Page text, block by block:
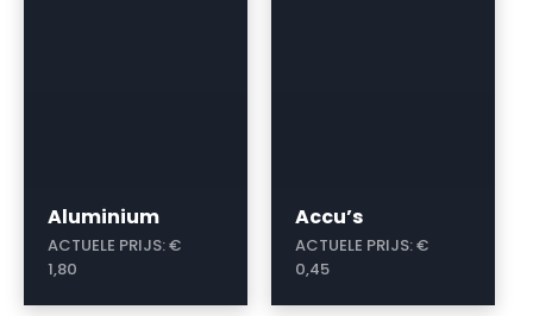
Aluminium
ACTUELE PRIJS:€
1,80
Accu’s
ACTUELE PRIJS:€
0,45